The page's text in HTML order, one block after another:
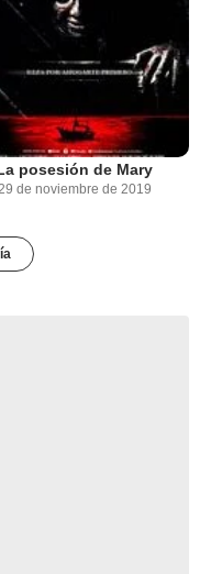
posesión de Mary
de noviembre de 2019